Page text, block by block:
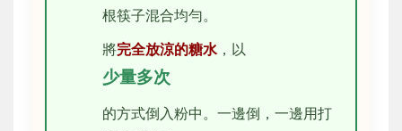
根筷子混合均勻。
將完全放涼的糖水 ，以
少量多次
的方式倒入粉中。一邊倒，一邊用打